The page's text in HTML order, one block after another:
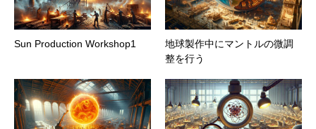
Sun Production Workshop1
地球製作中にマントルの微調
整を行う